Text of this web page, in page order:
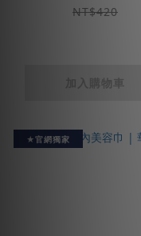
NT$420
加入購物車
★官網獨家